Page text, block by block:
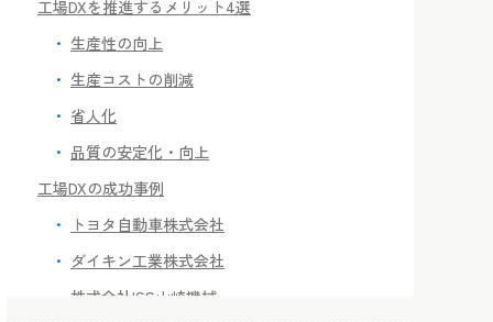
工場DXを推進するメリット4選
生産性の向上
生産コストの削減
省人化
品質の安定化・向上
工場DXの成功事例
トヨタ自動車株式会社
ダイキン工業株式会社
株式会社ISS山崎機械